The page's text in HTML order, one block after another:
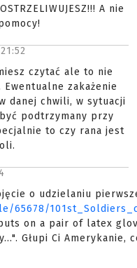
A nie
21:52
czytać ale to nie
zakażenie
danej chwili, w sytuacji
podtrzymany przy
to czy rana jest
o udzielaniu
65678/
on a pair of latex
Głupi Ci Amerykanie,